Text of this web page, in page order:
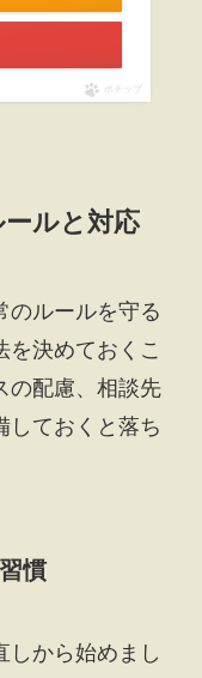
ポチップ
ルと対応
のルールを守る
を決めておくこ
の配慮、相談先
しておくと落ち
慣
しから始めまし